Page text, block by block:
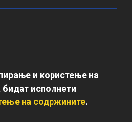
и користење на
исполнети
на содржините.